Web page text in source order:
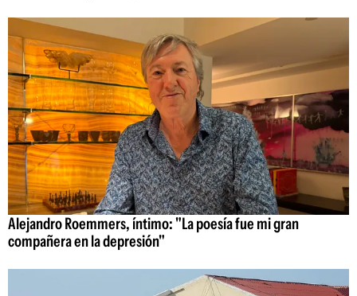
Alejandro Roemmers, íntimo: "La poesía fue mi gran
compañera en la depresión"